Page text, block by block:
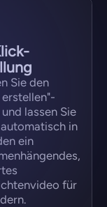
Sie den
lassen Sie
in
ein
für